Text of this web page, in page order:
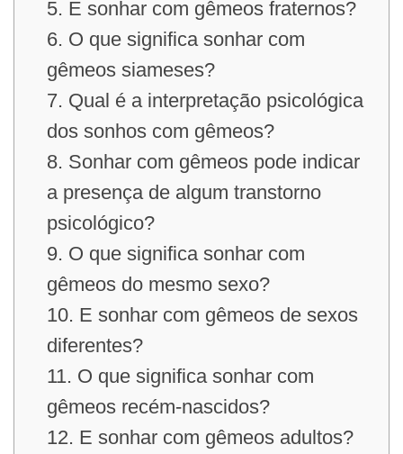
5. E sonhar com gêmeos fraternos?
6. O que significa sonhar com
gêmeos siameses?
7. Qual é a interpretação psicológica
dos sonhos com gêmeos?
8. Sonhar com gêmeos pode indicar
a presença de algum transtorno
psicológico?
9. O que significa sonhar com
gêmeos do mesmo sexo?
10. E sonhar com gêmeos de sexos
diferentes?
11. O que significa sonhar com
gêmeos recém-nascidos?
12. E sonhar com gêmeos adultos?